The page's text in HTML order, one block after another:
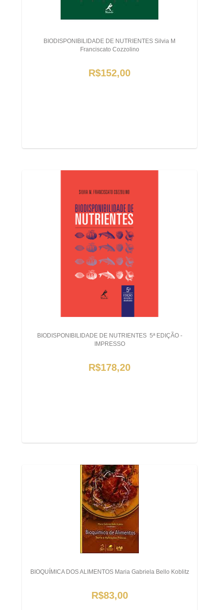
BIODISPONIBILIDADE DE NUTRIENTES Silvia M
Franciscato Cozzolino
R$152,00
BIODISPONIBILIDADE DE NUTRIENTES  5ª EDIÇÃO -
IMPRESSO
R$178,20
BIOQUÍMICA DOS ALIMENTOS Maria Gabriela Bello Koblitz
R$83,00